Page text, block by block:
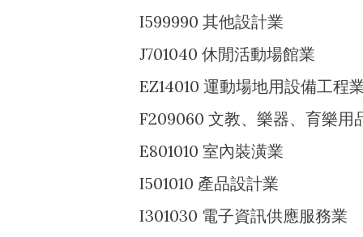
I599990 其他設計業
J701040 休閒活動場館業
EZ14010 運動場地用設備工程
F209060 文教、樂器、育樂用
E801010 室內裝潢業
I501010 產品設計業
I301030 電子資訊供應服務業